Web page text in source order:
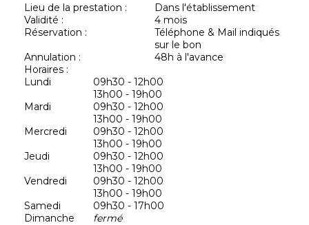
Lieu de la prestation :
Dans l'établissement
Validité :
4 mois
Réservation :
Téléphone & Mail indiqués
sur le bon
Annulation :
48h à l'avance
Horaires :
Lundi
09h30 - 12h00
13h00 - 19h00
Mardi
09h30 - 12h00
13h00 - 19h00
Mercredi
09h30 - 12h00
13h00 - 19h00
Jeudi
09h30 - 12h00
13h00 - 19h00
Vendredi
09h30 - 12h00
13h00 - 19h00
Samedi
09h30 - 17h00
Dimanche
fermé